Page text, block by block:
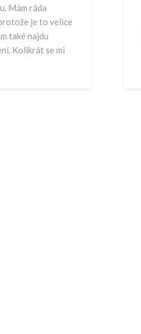
Mám ráda
je to velice
také najdu
Kolikrát se mi